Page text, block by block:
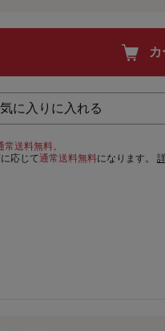
に入りに入れる
常送料無料。
応じて通常送料無料になります。